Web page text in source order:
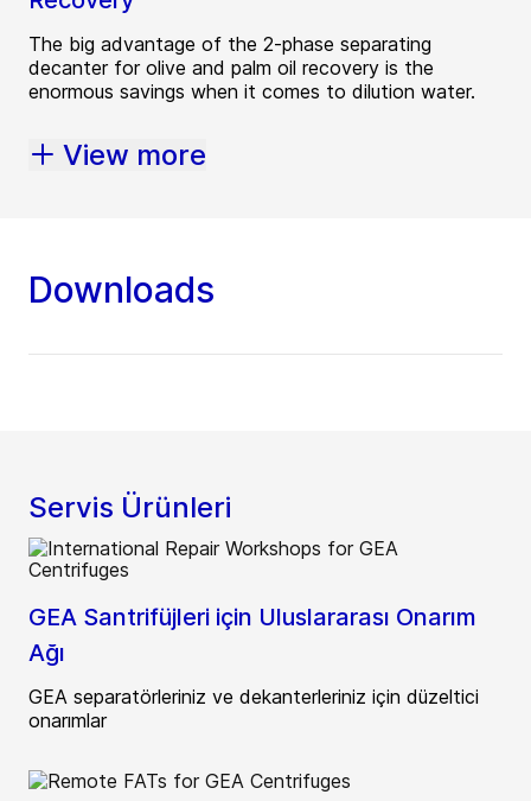
The big advantage of the 2-phase separating
decanter for olive and palm oil recovery is the
enormous savings when it comes to dilution water.
View more
Downloads
Servis Ürünleri
GEA Santrifüjleri için Uluslararası Onarım
Ağı
GEA separatörleriniz ve dekanterleriniz için düzeltici
onarımlar